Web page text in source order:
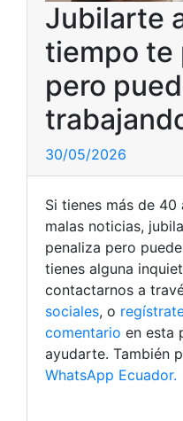
Jubilarte
tiempo te
pero
30/05/2026
Si tienes más de
malas noticias,
penaliza pero
tienes alguna
contactarnos a
sociales, o
comentario en esta
ayudarte. También
WhatsApp Ecuador.